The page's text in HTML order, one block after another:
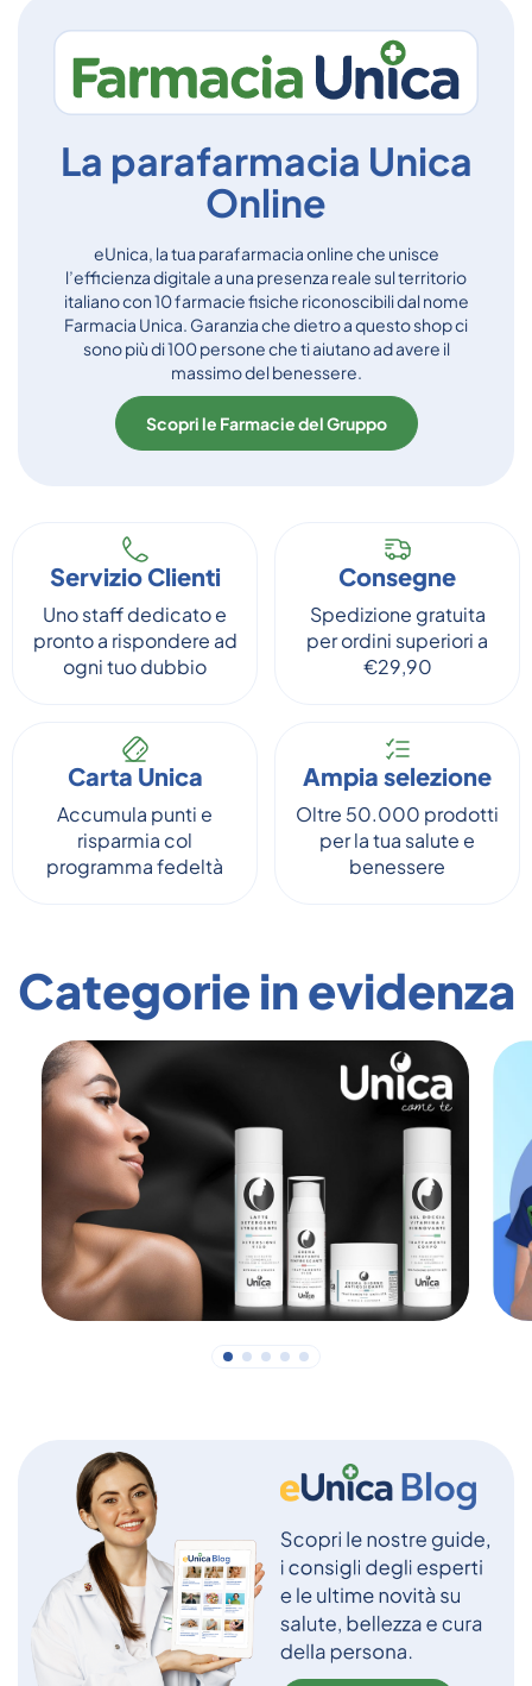
La parafarmacia Unica
Online
eUnica, la tua parafarmacia online che unisce
l’efficienza digitale a una presenza reale sul territorio
italiano con 10 farmacie fisiche riconoscibili dal nome
Farmacia Unica. Garanzia che dietro a questo shop ci
sono più di 100 persone che ti aiutano ad avere il
massimo del benessere.
Scopri le Farmacie del Gruppo
Servizio Clienti
Uno staff dedicato e
pronto a rispondere ad
ogni tuo dubbio
Consegne
Spedizione gratuita
per ordini superiori a
€29,90
Carta Unica
Accumula punti e
risparmia col
programma fedeltà
Ampia selezione
Oltre 50.000 prodotti
per la tua salute e
benessere
Categorie in evidenza